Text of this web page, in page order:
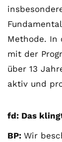
Methode. In
mit der
über 13
aktiv und
fd: Das
BP: Wir
Mit
dem
Lade
n
des
os
akze